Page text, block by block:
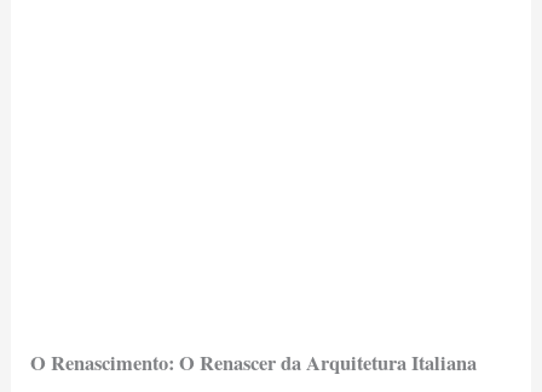
O Renascimento: O Renascer da Arquitetura Italiana